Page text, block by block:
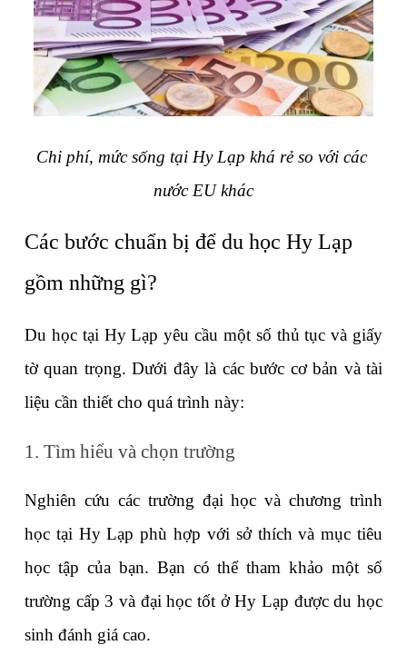
Chi phí, mức sống tại Hy Lạp khá rẻ so với các
nước EU khác
Các bước chuẩn bị để du học Hy Lạp
gồm những gì?
Du học tại Hy Lạp yêu cầu một số thủ tục và giấy
tờ quan trọng. Dưới đây là các bước cơ bản và tài
liệu cần thiết cho quá trình này:
1. Tìm hiểu và chọn trường
Nghiên cứu các trường đại học và chương trình
học tại Hy Lạp phù hợp với sở thích và mục tiêu
học tập của bạn. Bạn có thể tham khảo một số
trường cấp 3 và đại học tốt ở Hy Lạp được du học
sinh đánh giá cao.